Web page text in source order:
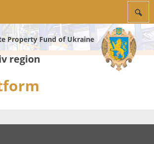
Property Fund of Ukraine
region